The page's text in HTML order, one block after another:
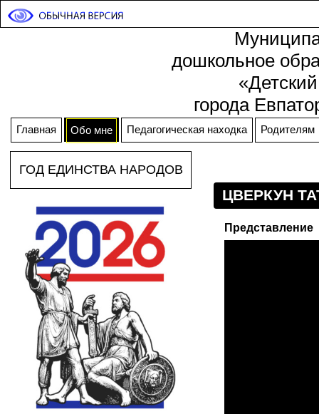
дошкольное
города
Главная Обо мне Педагогическая находка Родителям
ГОД ЕДИНСТВА НАРОДОВ
ЦВЕРКУН
Представление